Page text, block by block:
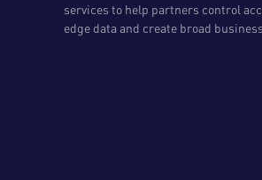
services to help partners control
edge data and create broad